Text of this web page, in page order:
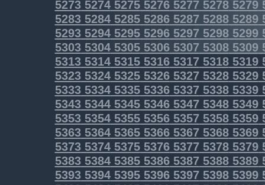
52735274527552765277 52785279
52835284528552865287 52885289
52935294529552965297 52985299
53035304530553065307 53085309
5313531453155316531753185319
5323532453255326532753285329
5333533453355336533753385339
5343534453455346534753485349
5353535453555356535753585359
5363536453655366536753685369
5373537453755376537753785379
5383538453855386538753885389
5393539453955396539753985399